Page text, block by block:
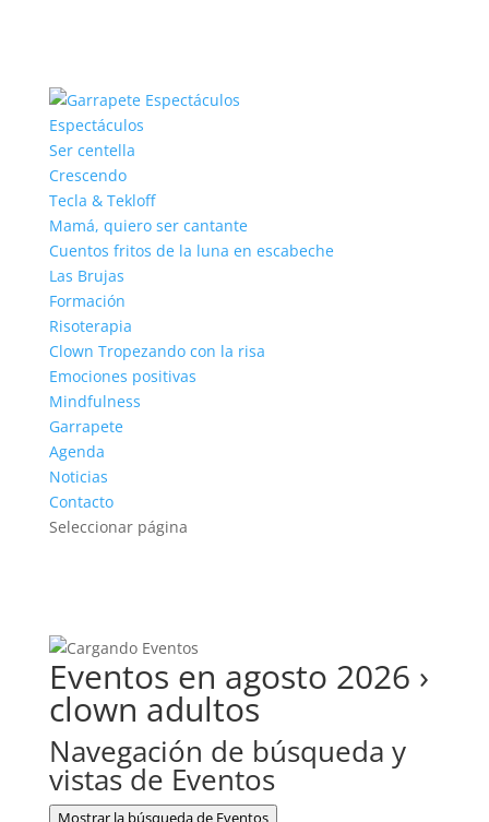
Espectáculos
Ser centella
Crescendo
Tecla & Tekloff
Mamá, quiero ser cantante
Cuentos fritos de la luna en escabeche
Las Brujas
Formación
Risoterapia
Clown Tropezando con la risa
Emociones positivas
Mindfulness
Garrapete
Agenda
Noticias
Contacto
Seleccionar página
Eventos en agosto 2026 ›
clown adultos
Navegación de búsqueda y
vistas de Eventos
Mostrar la búsqueda de Eventos